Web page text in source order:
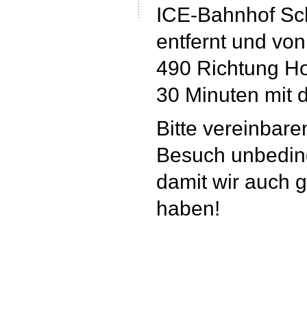
ICE-Bahnhof
entfernt und
490 Richtung
30 Minuten mit
Bitte
Besuch
damit wir auch
haben!